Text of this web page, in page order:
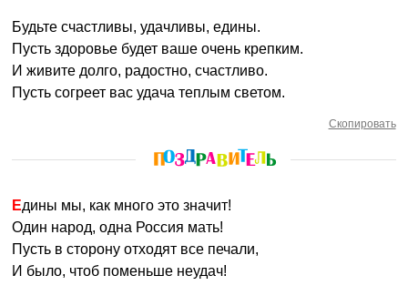
Будьте счастливы, удачливы, едины.
Пусть здоровье будет ваше очень крепким.
И живите долго, радостно, счастливо.
Пусть согреет вас удача теплым светом.
Скопировать
Едины мы, как много это значит!
Один народ, одна Россия мать!
Пусть в сторону отходят все печали,
И было, чтоб поменьше неудач!